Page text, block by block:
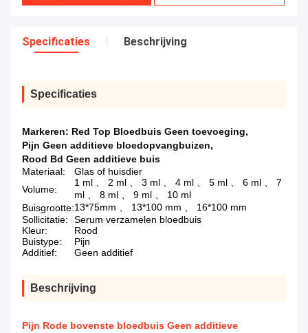
Specificaties Beschrijving
Specificaties
Markeren: Red Top Bloedbuis Geen toevoeging,
Pijn Geen additieve bloedopvangbuizen,
Rood Bd Geen additieve buis
Materiaal:
Glas of huisdier
Volume:
1 ml 、 2 ml 、 3 ml 、 4 ml 、 5 ml 、 6 ml 、 7
ml 、 8 ml 、 9 ml 、 10 ml
Buisgrootte:13*75mm 、 13*100 mm 、 16*100 mm
Sollicitatie:
Serum verzamelen bloedbuis
Kleur:
Rood
Buistype:
Pijn
Additief:
Geen additief
Beschrijving
Pijn Rode bovenste bloedbuis Geen additieve